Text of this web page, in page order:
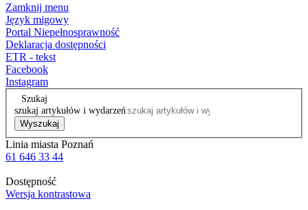
Zamknij menu
Język migowy
Portal Niepełnosprawność
Deklaracja dostępności
ETR - tekst
Facebook
Instagram
Szukaj
szukaj artykułów i wydarzeń
Wyszukaj
Linia miasta Poznań
61 646 33 44
Dostępność
Wersja kontrastowa